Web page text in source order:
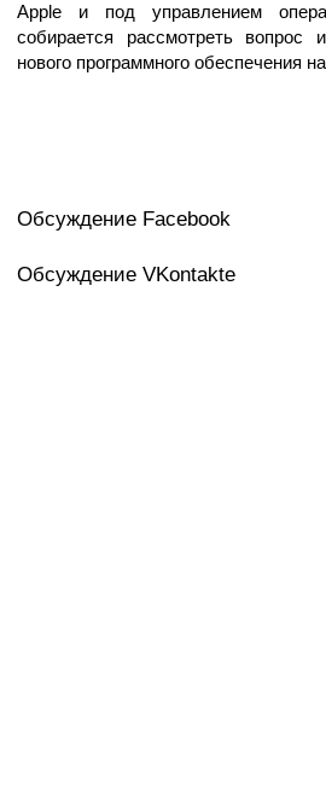
Apple и под управлением
собирается рассмотреть вопрос
нового программного обеспечения
Обсуждение Facebook
Обсуждение VKontakte